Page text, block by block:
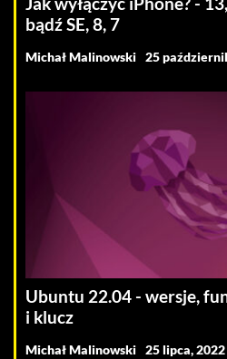
bądź SE, 8, 7
Michał Malinowski 25
Ubuntu 22.04 - wersje,
i klucz
Michał Malinowski 25 lipca, 2022